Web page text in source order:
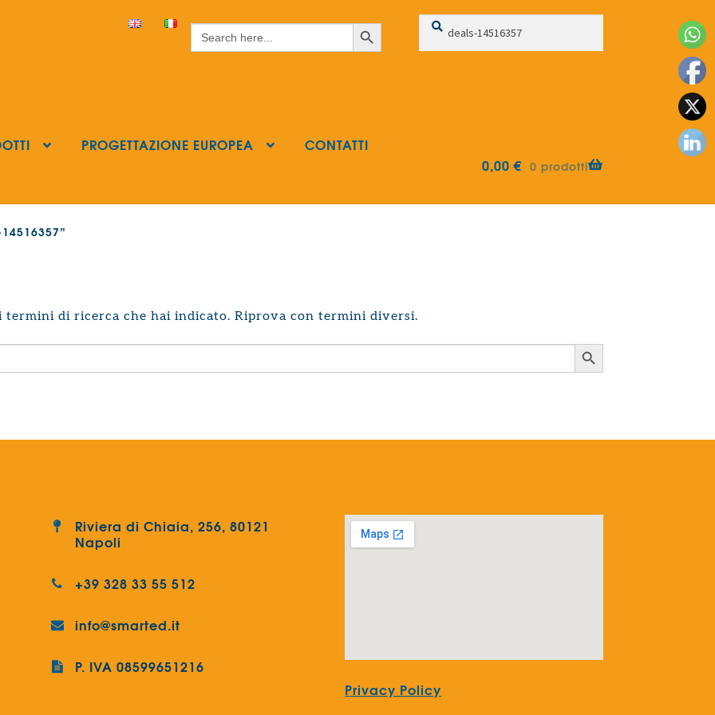
Search
for:
Search Button Cerca:
Cerca
PROGETTAZIONE EUROPEA
CONTATTI
0,00€ 0 prodotti
termini di ricerca che hai indicato. Riprova con termini diversi.
Search Button
Riviera di Chiaia, 256, 80121
Napoli
+39 328 33 55 512
info@smarted.it
P. IVA 08599651216
Privacy Policy